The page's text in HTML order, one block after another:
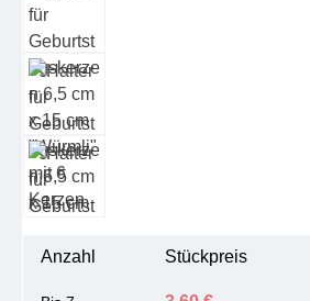
Anzahl Stückpreis